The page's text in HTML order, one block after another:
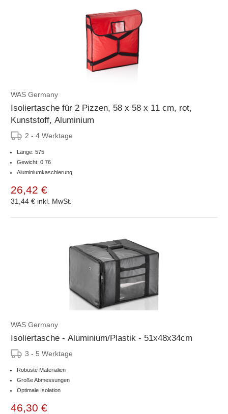
WAS Germany
Isoliertasche für 2 Pizzen, 58 x 58 x 11 cm, rot,
Kunststoff, Aluminium
2 - 4 Werktage
Länge: 575
Gewicht: 0.76
Aluminiumkaschierung
26,42 €
31,44 € inkl. MwSt.
WAS Germany
Isoliertasche - Aluminium/Plastik - 51x48x34cm
3 - 5 Werktage
Robuste Materialien
Große Abmessungen
Optimale Isolation
46,30 €